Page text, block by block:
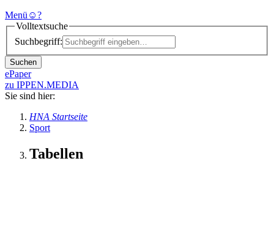
Menü ☺?
Volltextsuche
Suchbegriff:
Suchen
ePaper
zu IPPEN.MEDIA
Sie sind hier:
HNA Startseite
Sport
Tabellen